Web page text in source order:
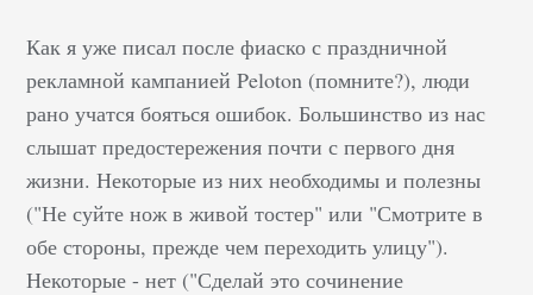
Как я уже писал после фиаско с праздничной
рекламной кампанией Peloton (помните?), люди
рано учатся бояться ошибок. Большинство из нас
слышат предостережения почти с первого дня
жизни. Некоторые из них необходимы и полезны
("Не суйте нож в живой тостер" или "Смотрите в
обе стороны, прежде чем переходить улицу").
Некоторые - нет ("Сделай это сочинение